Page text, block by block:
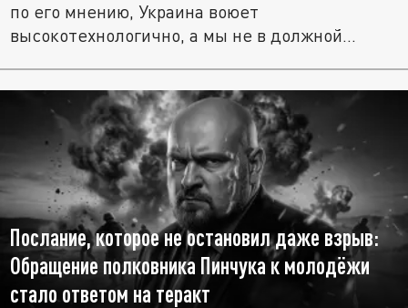
по его мнению, Украина воюет
высокотехнологично, а мы не в должной...
Послание, которое не остановил даже взрыв:
Обращение полковника Пинчука к молодёжи
стало ответом на теракт